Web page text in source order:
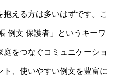
える方は多いはずです。こ
例文 保護者」というキーワ
をつなぐコミュニケーショ
ト、使いやすい例文を豊富に